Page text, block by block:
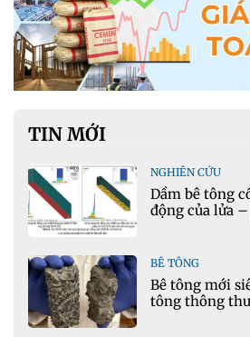
TIN MỚI
NGHIÊN CỨU
Dầm bê tông
động của lửa
BÊ TÔNG
Bê tông mới
tông thông